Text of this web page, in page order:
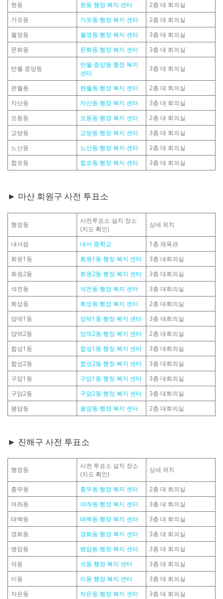
현동 현동 행정 복지 센터
2층 대 회의실
가포동
가포동 행정 복지 센터
2층 대 회의실
월영동
월영동 행정 복지 센터
3층 대 회의실
문화동
문화동 행정 복지 센터 3층 대 회의실
반월 중앙동
반월 중앙동 행정 복지
센터
3층 대 회의실
완월동 완월동 행정 복지 센터
2층 대 회의실
자산동
자산동 행정 복지 센터
3층 대 회의실
오동동
오동동 행정 복지 센터
2층 대 회의실
교방동
교방동 행정 복지 센터
3층 대 회의실
노산동
노산동 행정 복지 센터
2층 대 회의실
합포동
합포동 행정 복지 센터 3층 대 회의실
► 마산 회원구 사전 투표소
행정동
사전투표소 설치 장소
(지도 확인)
상세 위치
내서읍 내서 중학교
1층 체육관
회원1동
회원1동 행정 복지 센터
3층 대회의실
회원2동
회원2동 행정 복지 센터
3층 대회의실
석전동
석전동 행정 복지 센터
3층 대회의실
회성동
회성동 행정 복지 센터
2층 대회의실
양덕1동
양덕1동 행정 복지 센터
3층 대회의실
양덕2동
양덕2동 행정 복지 센터
2층 대회의실
합성1동
합성1동 행정 복지 센터
3층 대회의실
합성2동
합성2동 행정 복지 센터
3층 대회의실
구암1동
구암1동 행정 복지 센터
3층 대회의실
구암2동
구암2동 행정 복지 센터
3층 대회의실
봉암동
봉암동 행정 복지 센터 2층 대회의실
► 진해구 사전 투표소
행정동
사전 투표소 설치 장소
(지도 확인)
상세 위치
충무동 충무동 행정 복지 센터
2층 대 회의실
여좌동
여좌동 행정 복지 센터
3층 대 회의실
태백동
태백동 행정 복지 센터
3층 대 회의실
경화동
경화동 행정 복지 센터
3층 대 회의실
병암동
병암동 행정 복지 센터
3층 대 회의실
석동
석동 행정 복지 센터
3층 대 회의실
이동
이동 행정 복지 센터
3층 대 회의실
자은동
자은동 행정 복지 센터
3층 대 회의실